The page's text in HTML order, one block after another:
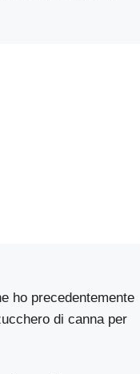
ho precedentemente
di canna per